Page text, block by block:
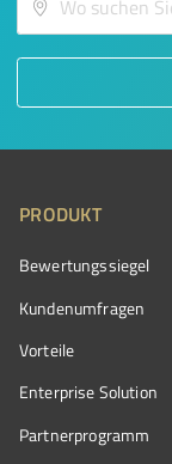
PRODUKT
Bewertungssiegel
Kundenumfragen
Vorteile
Enterprise Solution
Partnerprogramm